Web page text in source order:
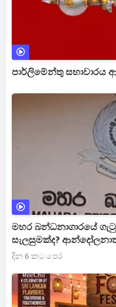
පාර්ලිමේන්තු සභාවාරය
මහර බන්ධනාගාරයේ
සැලසුමක්ද?
දින 6 කට පෙර